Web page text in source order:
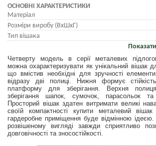
ОСНОВНІ ХАРАКТЕРИСТИКИ
Матеріал
Розміри виробу (ВхШхГ)
Тип вішака
Четверту модель в серії металевих
можна охарактеризувати як унікальний вішак
що вмістив необхідні для зручності
відразу дві полиці. Нижня формує
платформу для зберігання. Верхня
зберігання шапок, сумочок, парасольок
Просторий вішак здатен витримати великі
своїй компактності купити металевий
гардеробне приміщення буде відмінною ідеєю.
розвішеному вигляді завжди сприятливо
довговічності та зносостійкості.